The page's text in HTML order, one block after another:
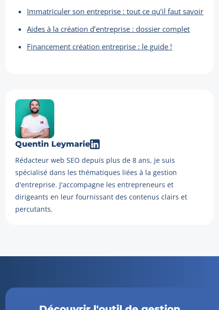
Immatriculer son entreprise : tout ce qu’il faut savoir
Aides à la création d’entreprise : dossier complet
Financement création entreprise : le guide !
Quentin Leymarie
Rédacteur web SEO depuis plus de 8 ans, je suis
spécialisé dans les thématiques liées à la gestion
d'entreprise. J'accompagne les entrepreneurs et
dirigeants en leur fournissant des contenus clairs et
percutants.